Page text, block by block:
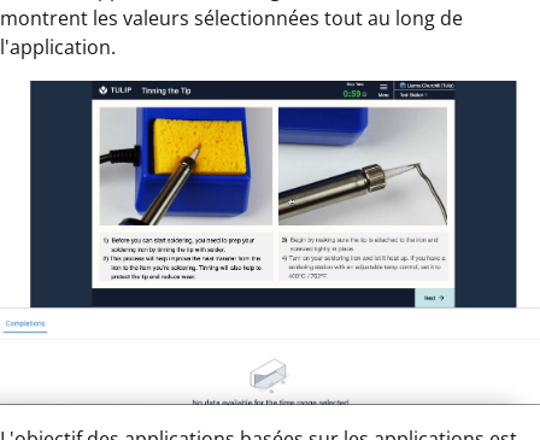
montrent les valeurs sélectionnées tout au long de
l'application.